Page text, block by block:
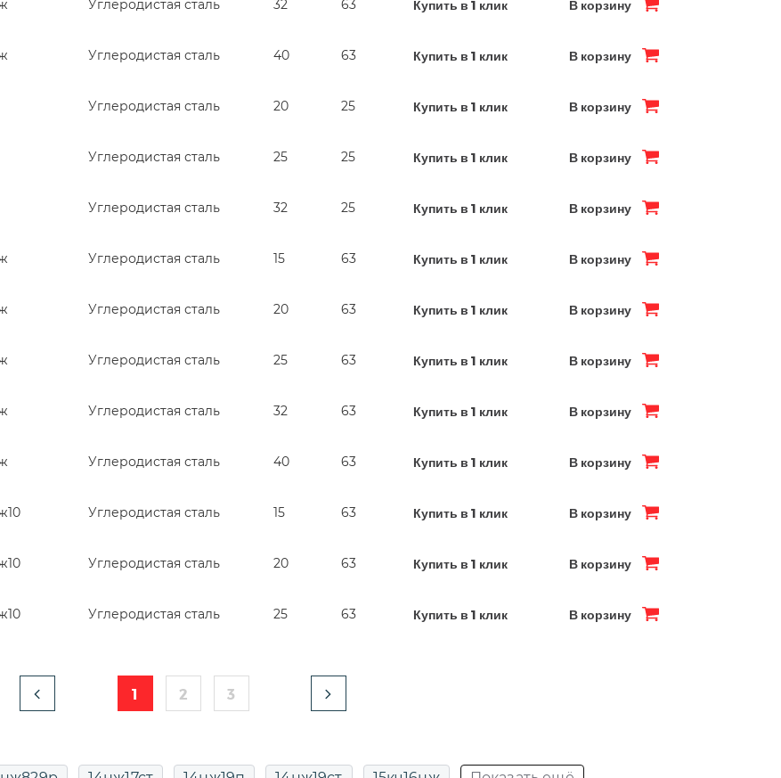
Углеродистая сталь 32 63 Купить в 1 клик В корзину
Углеродистая сталь 40 63 Купить в 1 клик В корзину
Углеродистая сталь 20 25 Купить в 1 клик В корзину
Углеродистая сталь 25 25 Купить в 1 клик В корзину
Углеродистая сталь 32 25 Купить в 1 клик В корзину
Углеродистая сталь 15 63 Купить в 1 клик В корзину
Углеродистая сталь 20 63 Купить в 1 клик В корзину
Углеродистая сталь 25 63 Купить в 1 клик В корзину
Углеродистая сталь 32 63 Купить в 1 клик В корзину
Углеродистая сталь 40 63 Купить в 1 клик В корзину
Углеродистая сталь 15 63 Купить в 1 клик В корзину
Углеродистая сталь 20 63 Купить в 1 клик В корзину
Углеродистая сталь 25 63 Купить в 1 клик В корзину
1 2 3